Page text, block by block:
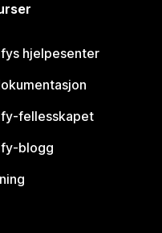
hjelpesenter
fellesskapet
blogg